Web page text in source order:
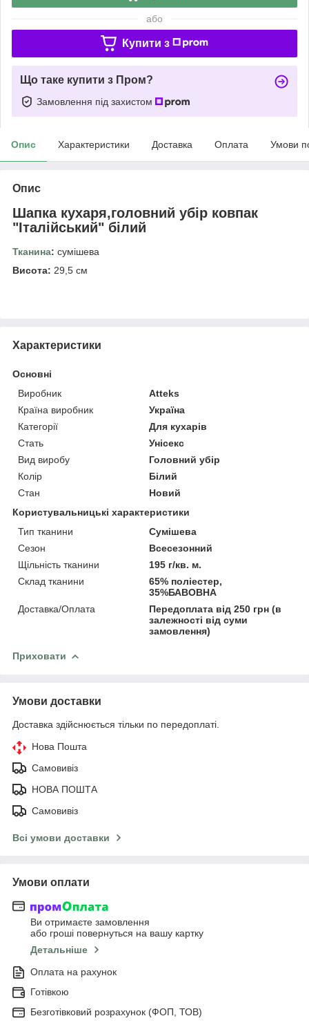
або
Купити з
Що таке купити з Пром?
Замовлення під захистом
Опис Характеристики Доставка Оплата Умови
Опис
Шапка кухаря,головний убір ковпак
"Італійський" білий
Тканина: сумішева
Висота: 29,5 см
Характеристики
Основні
Виробник
Atteks
Країна виробник
Україна
Категорії
Для кухарів
Стать
Унісекс
Вид виробу
Головний убір
Колір
Білий
Стан
Новий
Користувальницькі характеристики
Тип тканини
Сумішева
Сезон
Всесезонний
Щільність тканини
195 г/кв. м.
Склад тканини
65% поліестер,
35%БАВОВНА
Доставка/Оплата
Передоплата від 250 грн (в
залежності від суми
замовлення)
Приховати
Умови доставки
Доставка здійснюється тільки по передоплаті.
Нова Пошта
Самовивіз
НОВА ПОШТА
Самовивіз
Всі умови доставки
Умови оплати
Ви отримаєте замовлення
або гроші повернуться на вашу картку
Детальніше
Оплата на рахунок
Готівкою
Безготівковий розрахунок (ФОП, ТОВ)